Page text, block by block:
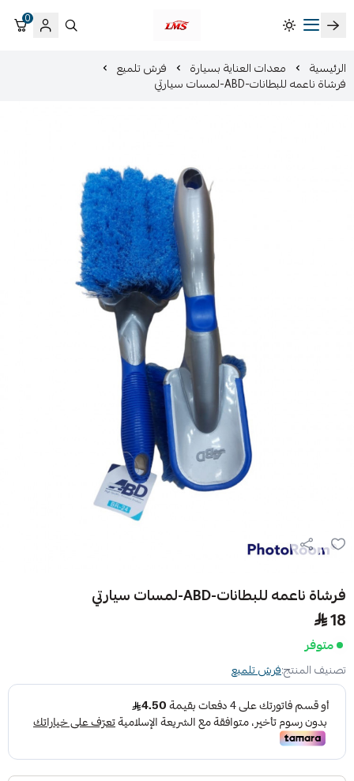
متجر لمسات الشرقية لزينة سيارات LMS
0
الرئيسية معدات العناية بسيارة فرش تلميع
فرشاة ناعمه للبطانات-ABD-لمسات سيارتي
فرشاة ناعمه للبطانات-ABD-لمسات سيارتي
18
متوفر
تصنيف المنتج:فرش تلميع